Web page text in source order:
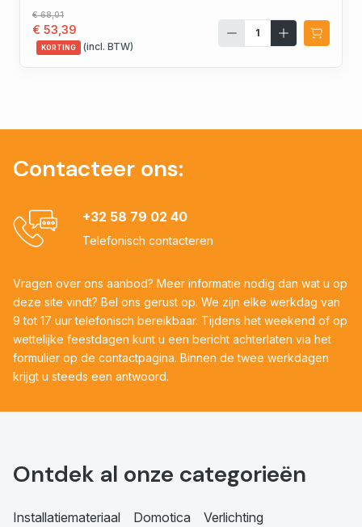
€ 68,01
€ 53,39
KORTING (incl. BTW)
Contacteer ons:
+32 58 79 02 40
Telefonisch contacteren
Vragen over ons aanbod? Meer informatie nodig dan wat u op
deze site vindt? Bel ons gerust op. We zijn elke werkdag van
9 tot 17 uur telefonisch bereikbaar. Tijdens het weekend of op
wettelijke feestdagen kunt u een bericht achterlaten via het
formulier op de contactpagina. Binnen de twee werkdagen
krijgt u steeds een antwoord.
Ontdek al onze categorieën
Installatiemateriaal Domotica Verlichting